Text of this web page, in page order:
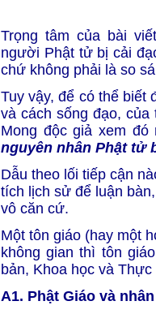
Trọng tâm của bài
người Phật tử bị cải
chứ không phải là so
Tuy vậy, để có thể biết
và cách sống đạo, của
Mong độc giả xem
nguyên nhân Phật tử
Dẫu theo lối tiếp cận
tích lịch sử để luận
vô căn cứ.
Một tôn giáo (hay một
không gian thì tôn
bản, Khoa học và Thực
A1. Phật Giáo và